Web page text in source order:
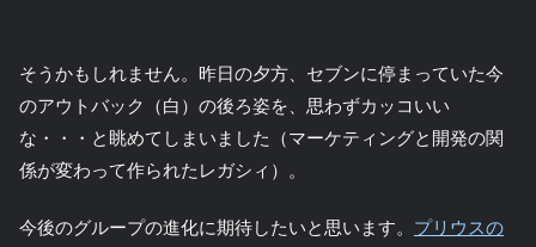
そうかもしれません。昨日の夕方、セブンに停まっていた今
のアウトバック（白）の後ろ姿を、思わずカッコいい
な・・・と眺めてしまいました（マーケティングと開発の関
係が変わって作られたレガシィ）。
今後のグループの進化に期待したいと思います。 プリウスの